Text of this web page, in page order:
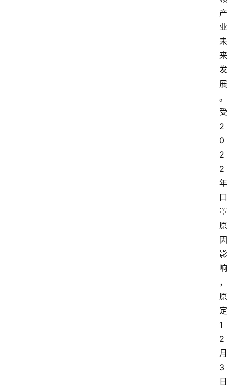
产
业
未
来
发
展
。
受
2
0
2
2
年
口
罩
原
因
影
响
，
原
定
1
2
月
3
日